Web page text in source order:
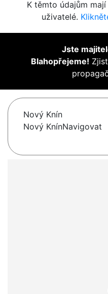
K těmto údajům
uživatelé.
Jste
Blahopřejeme!
Nový Knín
Nový KnínNavigovat